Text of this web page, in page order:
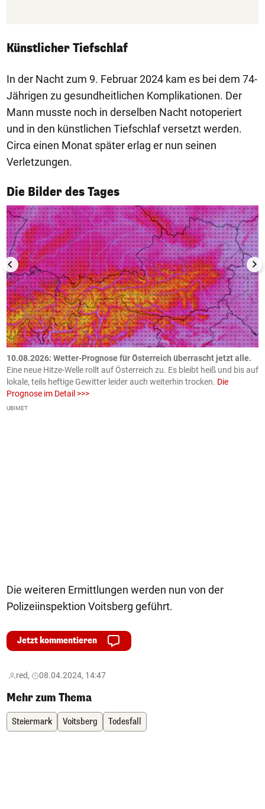
Künstlicher Tiefschlaf
In der Nacht zum 9. Februar 2024 kam es bei dem 74-
Jährigen zu gesundheitlichen Komplikationen. Der
Mann musste noch in derselben Nacht notoperiert
und in den künstlichen Tiefschlaf versetzt werden.
Circa einen Monat später erlag er nun seinen
Verletzungen.
Die Bilder des Tages
1/50
10.08.2026: Wetter-Prognose für Österreich überrascht jetzt alle.
Eine neue Hitze-Welle rollt auf Österreich zu. Es bleibt heiß und bis auf
lokale, teils heftige Gewitter leider auch weiterhin trocken. Die
Prognose im Detail >>>
UBIMET
Die weiteren Ermittlungen werden nun von der
Polizeiinspektion Voitsberg geführt.
Jetzt kommentieren
red, 08.04.2024, 14:47
Mehr zum Thema
Steiermark Voitsberg Todesfall